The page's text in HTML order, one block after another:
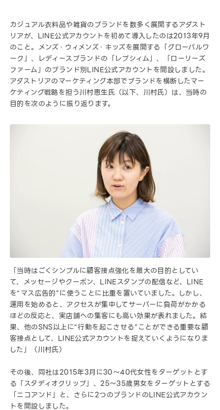
カジュアル衣料品や雑貨のブランドを数多く展開するアダスト
リアが、LINE公式アカウントを初めて導入したのは2013年9月
のこと。メンズ・ウィメンズ・キッズを展開する「グローバルワ
ーク」、レディースブランドの「レプシィム」、「ローリーズ
ファーム」のブランド別LINE公式アカウントを開設しました。
アダストリアのマーケティング本部でブランドを横断したマー
ケティング戦略を担う川村恵生氏（以下、川村氏）は、当時の
目的を次のように振り返ります。
「当時はごくシンプルに顧客接点強化を最大の目的としてい
て、メッセージやクーポン、LINEスタンプの配信など、LINE
を“マス広告的”に使うことに比重を置いていました。しかし、
運用を始めると、アクセスが集中してサーバーに負荷がかかる
ほどの反応と、実店舗への集客にも高い効果が表れました。結
果、他のSNS以上に“行動を起こさせる”ことができる重要な顧
客接点として、LINE公式アカウントを捉えていくようになりま
した」（川村氏）
その後、同社は2015年3月に30〜40代女性をターゲットとす
る「スタディオクリップ」、25〜35歳男女をターゲットとする
「ニコアンド」と、さらに2つのブランドのLINE公式アカウン
トを開設しました。